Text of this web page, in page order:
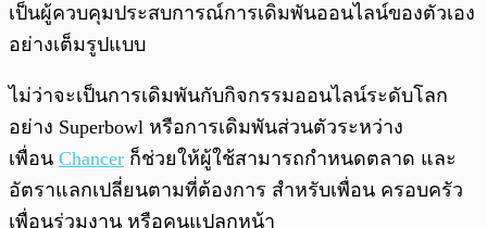
เป็นผู้ควบคุมประสบการณ์การเดิมพันออนไลน์ของตัวเอง
อย่างเต็มรูปแบบ
ไม่ว่าจะเป็นการเดิมพันกับกิจกรรมออนไลน์ระดับโลก
อย่าง Superbowl หรือการเดิมพันส่วนตัวระหว่าง
เพื่อน Chancer ก็ช่วยให้ผู้ใช้สามารถกำหนดตลาด และ
อัตราแลกเปลี่ยนตามที่ต้องการ สำหรับเพื่อน ครอบครัว
เพื่อนร่วมงาน หรือคนแปลกหน้า